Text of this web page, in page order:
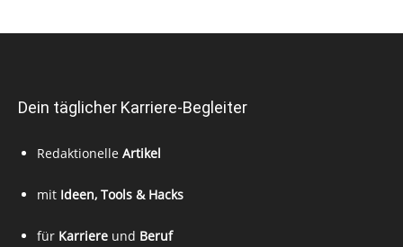
Dein täglicher Karriere-Begleiter
Redaktionelle Artikel
mit Ideen, Tools & Hacks
für Karriere und Beruf